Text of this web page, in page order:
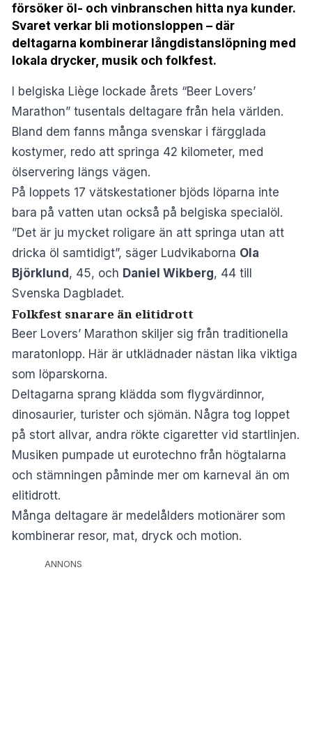
försöker öl- och vinbranschen hitta nya kunder.
Svaret verkar bli motionsloppen – där
deltagarna kombinerar långdistanslöpning med
lokala drycker, musik och folkfest.
I belgiska Liège lockade årets “Beer Lovers’
Marathon” tusentals deltagare från hela världen.
Bland dem fanns många svenskar i färgglada
kostymer, redo att springa 42 kilometer, med
ölservering längs vägen.
På loppets 17 vätskestationer bjöds löparna inte
bara på vatten utan också på belgiska specialöl.
”Det är ju mycket roligare än att springa utan att
dricka öl samtidigt”, säger Ludvikaborna Ola
Björklund, 45, och Daniel Wikberg, 44 till
Svenska Dagbladet.
Folkfest snarare än elitidrott
Beer Lovers’ Marathon skiljer sig från traditionella
maratonlopp. Här är utklädnader nästan lika viktiga
som löparskorna.
Deltagarna sprang klädda som flygvärdinnor,
dinosaurier, turister och sjömän. Några tog loppet
på stort allvar, andra rökte cigaretter vid startlinjen.
Musiken pumpade ut eurotechno från högtalarna
och stämningen påminde mer om karneval än om
elitidrott.
Många deltagare är medelålders motionärer som
kombinerar resor, mat, dryck och motion.
ANNONS